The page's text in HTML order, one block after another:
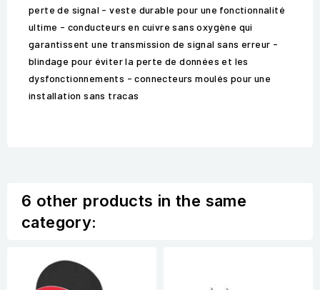
perte de signal - veste durable pour une fonctionnalité
ultime - conducteurs en cuivre sans oxygène qui
garantissent une transmission de signal sans erreur -
blindage pour éviter la perte de données et les
dysfonctionnements - connecteurs moulés pour une
installation sans tracas
6 other products in the same
category: